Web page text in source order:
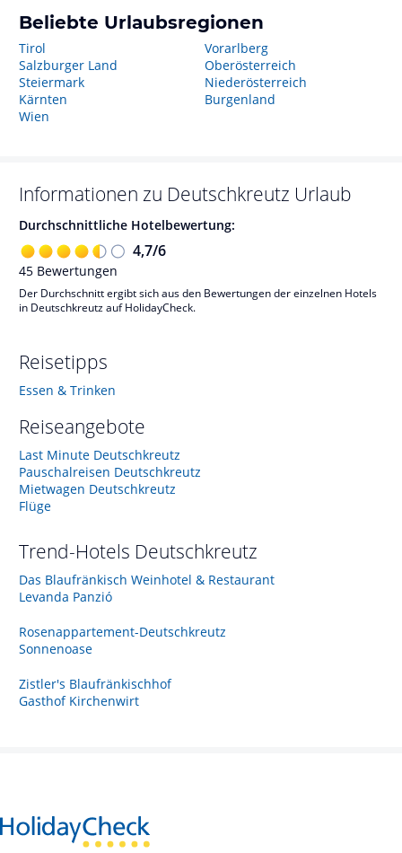
Beliebte Urlaubsregionen
Tirol
Salzburger Land
Steiermark
Kärnten
Wien
Vorarlberg
Oberösterreich
Niederösterreich
Burgenland
Informationen zu Deutschkreutz Urlaub
Durchschnittliche Hotelbewertung:
4,7/6
45 Bewertungen
Der Durchschnitt ergibt sich aus den Bewertungen der einzelnen Hotels
in Deutschkreutz auf HolidayCheck.
Reisetipps
Essen & Trinken
Reiseangebote
Last Minute Deutschkreutz
Pauschalreisen Deutschkreutz
Mietwagen Deutschkreutz
Flüge
Trend-Hotels Deutschkreutz
Das Blaufränkisch Weinhotel & Restaurant
Levanda Panzió
Rosenappartement-Deutschkreutz
Sonnenoase
Zistler's Blaufränkischhof
Gasthof Kirchenwirt